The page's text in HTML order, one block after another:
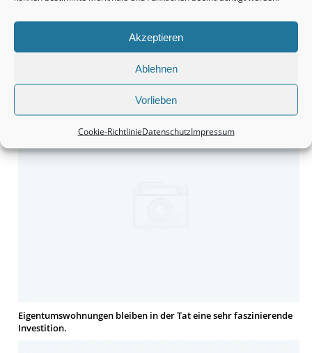
Akzeptieren
Ablehnen
Vorlieben
Cookie-RichtlinieDatenschutzImpressum
Eigentumswohnungen bleiben in der Tat eine sehr faszinierende
Investition.